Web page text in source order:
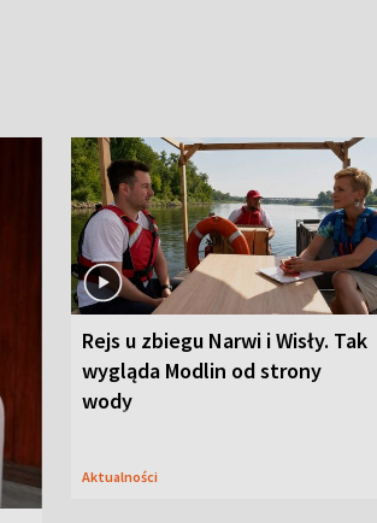
Rejs u zbiegu Narwi i Wisły. Tak
wygląda Modlin od strony
wody
Aktualności